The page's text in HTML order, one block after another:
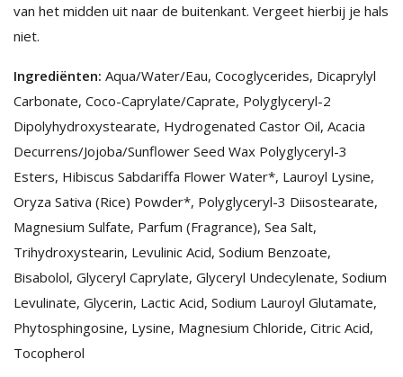
van het midden uit naar de buitenkant. Vergeet hierbij je hals
niet.
Ingrediënten: Aqua/Water/Eau, Cocoglycerides, Dicaprylyl
Carbonate, Coco-Caprylate/Caprate, Polyglyceryl-2
Dipolyhydroxystearate, Hydrogenated Castor Oil, Acacia
Decurrens/Jojoba/Sunflower Seed Wax Polyglyceryl-3
Esters, Hibiscus Sabdariffa Flower Water*, Lauroyl Lysine,
Oryza Sativa (Rice) Powder*, Polyglyceryl-3 Diisostearate,
Magnesium Sulfate, Parfum (Fragrance), Sea Salt,
Trihydroxystearin, Levulinic Acid, Sodium Benzoate,
Bisabolol, Glyceryl Caprylate, Glyceryl Undecylenate, Sodium
Levulinate, Glycerin, Lactic Acid, Sodium Lauroyl Glutamate,
Phytosphingosine, Lysine, Magnesium Chloride, Citric Acid,
Tocopherol